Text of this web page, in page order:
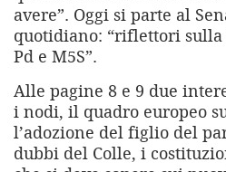
avere”. Oggi si parte al
quotidiano: “riflettori sulla
Pd e M5S”.
Alle pagine 8 e 9 due
i nodi, il quadro europeo
l’adozione del figlio del
dubbi del Colle, i